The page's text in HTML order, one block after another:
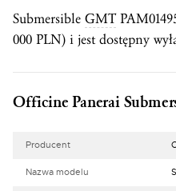
Submersible GMT
000 PLN) i jest dostępny
Officine Panerai
Producent
Nazwa modelu